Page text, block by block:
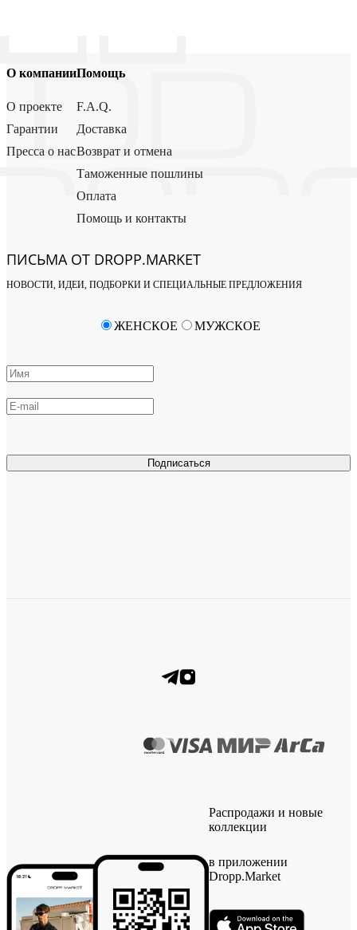
О компании
О проекте
Гарантии
Пресса о нас
Помощь
F.A.Q.
Доставка
Возврат и отмена
Таможенные пошлины
Оплата
Помощь и контакты
ПИСЬМА ОТ DROPP.MARKET
НОВОСТИ, ИДЕИ, ПОДБОРКИ И СПЕЦИАЛЬНЫЕ ПРЕДЛОЖЕНИЯ
Подписаться
ЖЕНСКОЕ МУЖСКОЕ
Распродажи и новые
коллекции
в приложении
Dropp.Market